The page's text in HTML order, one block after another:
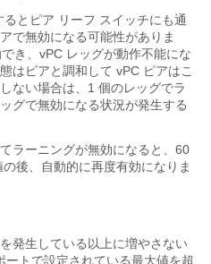
とピア リーフ スイッチにも通
で無効になる可能性がありま
き、vPC レッグが動作不能にな
はピアと調和して vPC ピアはこ
ない場合は、1 個のレッグでラ
グで無効になる状況が発生する
ラーニングが無効になると、60
後、自動的に再度有効になりま
発生している以上に増やさない
トで設定されている最大値を超